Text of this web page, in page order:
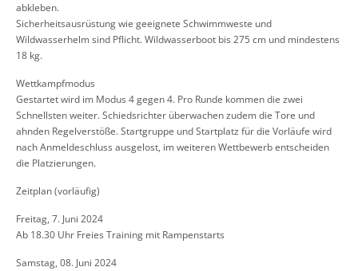
abkleben.
Sicherheitsausrüstung wie geeignete Schwimmweste und
Wildwasserhelm sind Pflicht. Wildwasserboot bis 275 cm und mindestens
18 kg.
Wettkampfmodus
Gestartet wird im Modus 4 gegen 4. Pro Runde kommen die zwei
Schnellsten weiter. Schiedsrichter überwachen zudem die Tore und
ahnden Regelverstöße. Startgruppe und Startplatz für die Vorläufe wird
nach Anmeldeschluss ausgelost, im weiteren Wettbewerb entscheiden
die Platzierungen.
Zeitplan (vorläufig)
Freitag, 7. Juni 2024
Ab 18.30 Uhr Freies Training mit Rampenstarts
Samstag, 08. Juni 2024